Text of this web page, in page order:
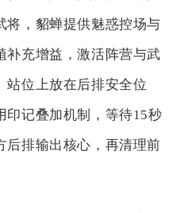
将，貂蝉提供魅惑控场与
补充增益，激活阵营与武
站位上放在后排安全位
印记叠加机制，等待15秒
后排输出核心，再清理前